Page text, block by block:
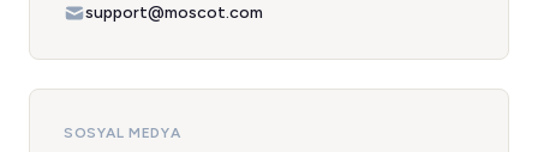
support@moscot.com
SOSYAL MEDYA